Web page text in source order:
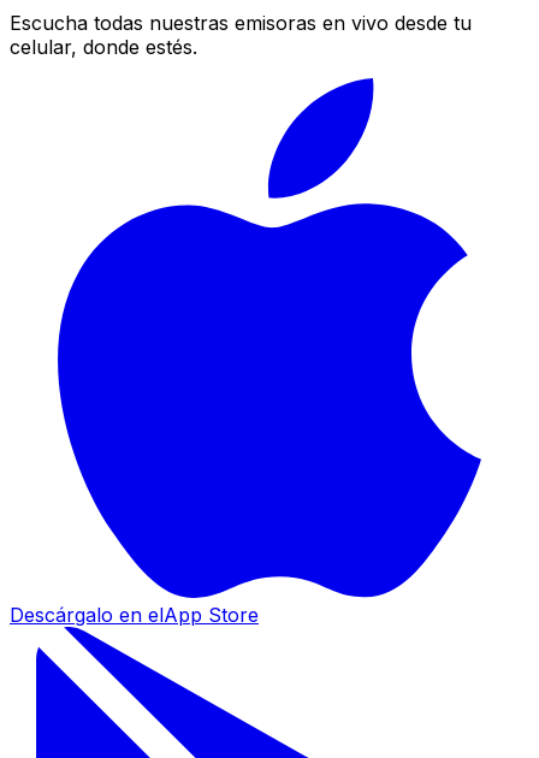
Escucha todas nuestras emisoras en vivo desde tu
celular, donde estés.
Descárgalo en elApp Store